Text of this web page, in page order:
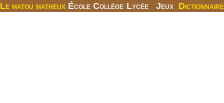
Le matou matheux École Collège Lycée Jeux Dictionnaire